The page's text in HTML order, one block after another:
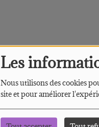
Les
Nous utilisons des cookies
site et pour améliorer